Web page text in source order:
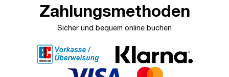
Zahlungsmethoden
Sicher und bequem online buchen